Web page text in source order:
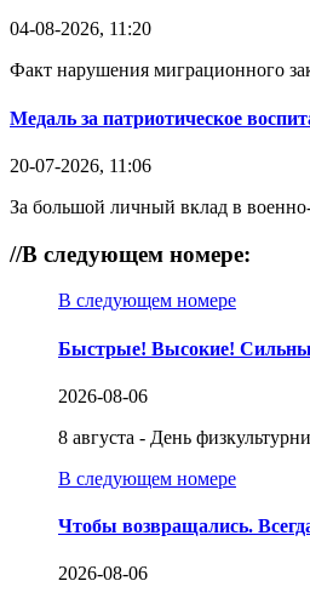
04-08-2026, 11:20
Факт нарушения миграционного
Медаль за патриотическое
20-07-2026, 11:06
За большой личный вклад в
//В следующем номере:
В следующем номере
Быстрые! Высокие!
2026-08-06
8 августа - День
В следующем номере
Чтобы возвращались.
2026-08-06